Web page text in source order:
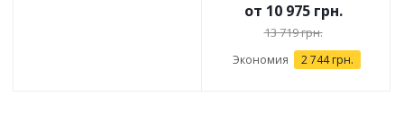
от 10 975 грн.
13 719 грн.
Экономия 2 744 грн.